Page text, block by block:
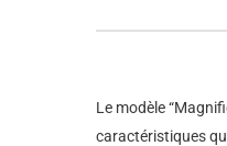
Le modèle
caractéristiques